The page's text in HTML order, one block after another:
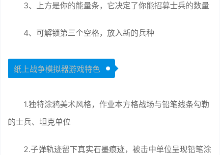
3、上方是你的能量条，它决定了你能招募士兵的数量
4、可解锁第三个空格，放入新的兵种
纸上战争模拟器游戏特色
1.独特涂鸦美术风格，作业本方格战场与铅笔线条勾勒
的士兵、坦克单位
2.子弹轨迹留下真实石墨痕迹，被击中单位呈现铅笔涂